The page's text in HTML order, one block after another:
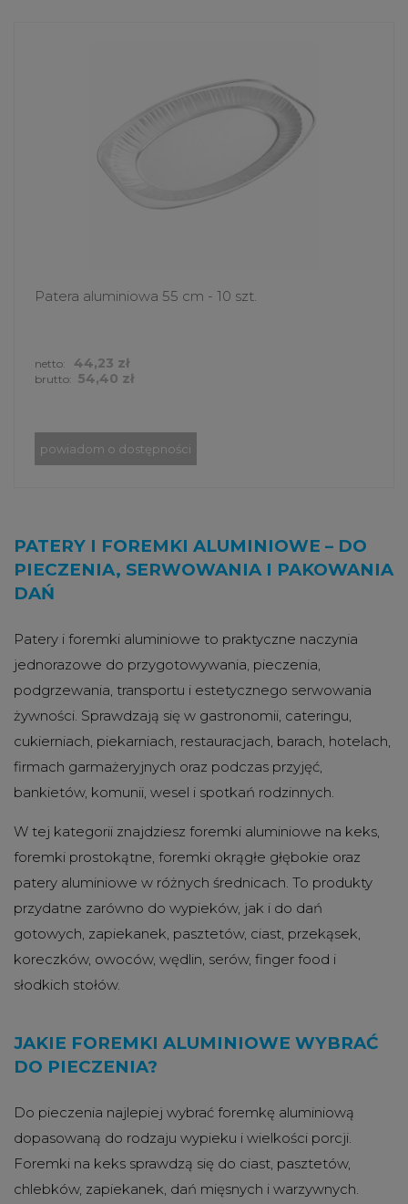
Patera aluminiowa 55 cm - 10 szt.
brutto: 54,40 zł
netto: 44,23 zł
powiadom o dostępności
PATERY I FOREMKI ALUMINIOWE – DO
PIECZENIA, SERWOWANIA I PAKOWANIA
DAŃ
Patery i foremki aluminiowe to praktyczne naczynia
jednorazowe do przygotowywania, pieczenia,
podgrzewania, transportu i estetycznego serwowania
żywności. Sprawdzają się w gastronomii, cateringu,
cukierniach, piekarniach, restauracjach, barach, hotelach,
firmach garmażeryjnych oraz podczas przyjęć,
bankietów, komunii, wesel i spotkań rodzinnych.
W tej kategorii znajdziesz foremki aluminiowe na keks,
foremki prostokątne, foremki okrągłe głębokie oraz
patery aluminiowe w różnych średnicach. To produkty
przydatne zarówno do wypieków, jak i do dań
gotowych, zapiekanek, pasztetów, ciast, przekąsek,
koreczków, owoców, wędlin, serów, finger food i
słodkich stołów.
JAKIE FOREMKI ALUMINIOWE WYBRAĆ
DO PIECZENIA?
Do pieczenia najlepiej wybrać foremkę aluminiową
dopasowaną do rodzaju wypieku i wielkości porcji.
Foremki na keks sprawdzą się do ciast, pasztetów,
chlebków, zapiekanek, dań mięsnych i warzywnych.